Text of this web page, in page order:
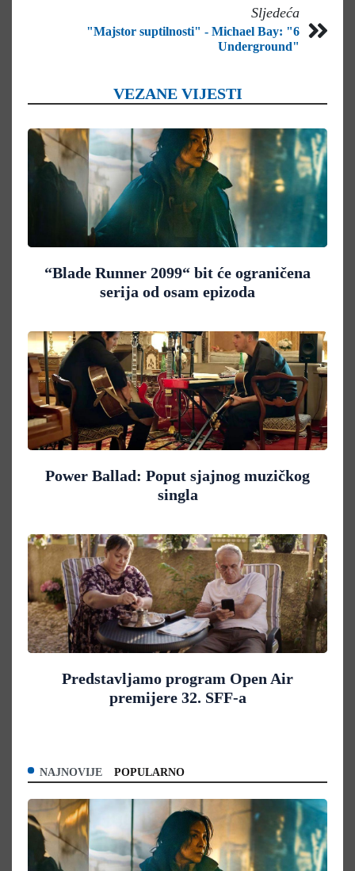
Sljedeća
"Majstor suptilnosti" - Michael Bay: "6
Underground"
VEZANE VIJESTI
“Blade Runner 2099“ bit će ograničena
serija od osam epizoda
Power Ballad: Poput sjajnog muzičkog
singla
Predstavljamo program Open Air
premijere 32. SFF-a
NAJNOVIJE POPULARNO